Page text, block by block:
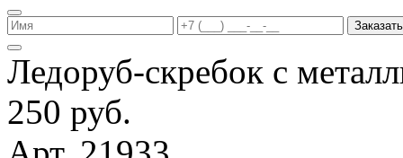
Заказать
Ледоруб-скребок с
250 руб.